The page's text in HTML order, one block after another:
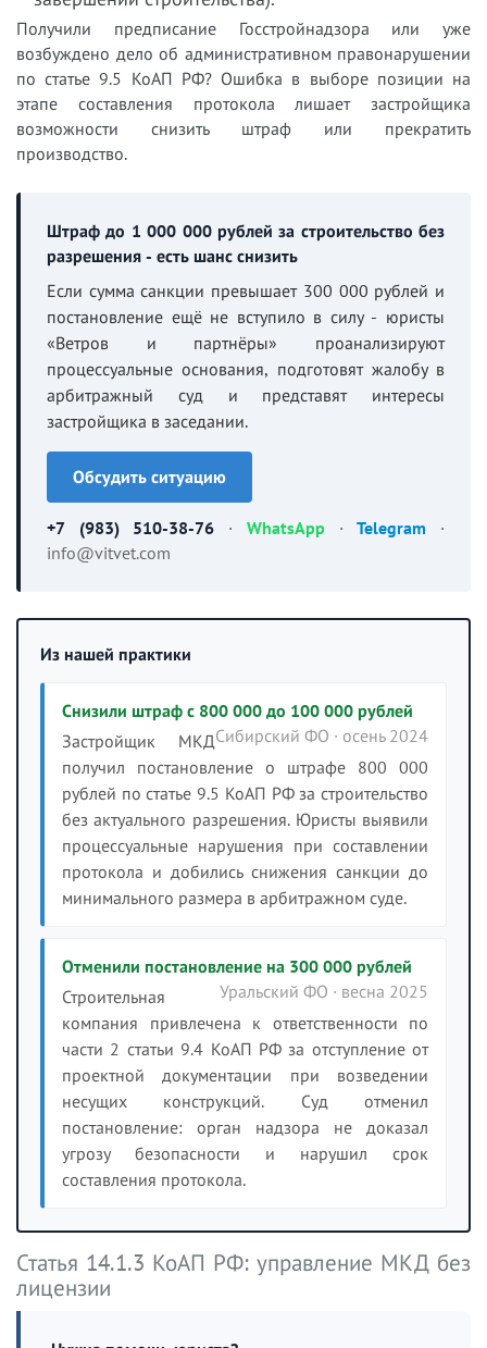
Получили предписание Госстройнадзора или уже
возбуждено дело об административном правонарушении
по статье 9.5 КоАП РФ? Ошибка в выборе позиции на
этапе составления протокола лишает застройщика
возможности снизить штраф или прекратить
производство.
Штраф до 1 000 000 рублей за строительство без
разрешения - есть шанс снизить
Если сумма санкции превышает 300 000 рублей и
постановление ещё не вступило в силу - юристы
«Ветров и партнёры» проанализируют
процессуальные основания, подготовят жалобу в
арбитражный суд и представят интересы
застройщика в заседании.
Обсудить ситуацию
+7 (983) 510-38-76 · WhatsApp ·Telegram ·
info@vitvet.com
Из нашей практики
Снизили штраф с 800 000 до 100 000 рублей
Сибирский ФО · осень 2024
Застройщик МКД
получил постановление о штрафе 800 000
рублей по статье 9.5 КоАП РФ за строительство
без актуального разрешения. Юристы выявили
процессуальные нарушения при составлении
протокола и добились снижения санкции до
минимального размера в арбитражном суде.
Отменили постановление на 300 000 рублей
Уральский ФО · весна 2025
Строительная
компания привлечена к ответственности по
части 2 статьи 9.4 КоАП РФ за отступление от
проектной документации при возведении
несущих конструкций. Суд отменил
постановление: орган надзора не доказал
угрозу безопасности и нарушил срок
составления протокола.
Статья 14.1.3 КоАП РФ: управление МКД без
лицензии